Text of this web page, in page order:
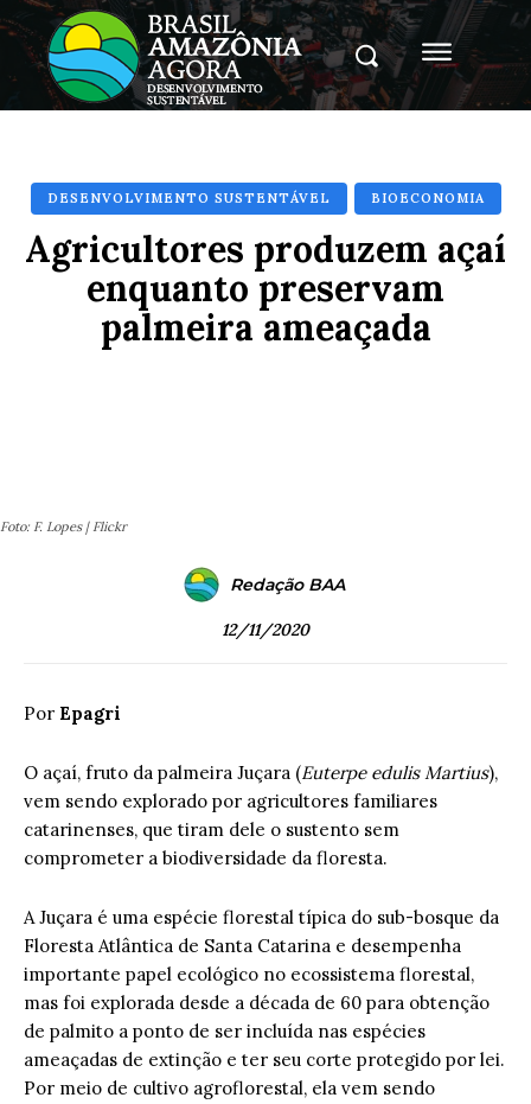
DESENVOLVIMENTO SUSTENTÁVEL BIOECONOMIA
Agricultores produzem açaí
enquanto preservam
palmeira ameaçada
Foto: F. Lopes | Flickr
Redação BAA
12/11/2020
Por Epagri
O açaí, fruto da palmeira Juçara (Euterpe edulis Martius),
vem sendo explorado por agricultores familiares
catarinenses, que tiram dele o sustento sem
comprometer a biodiversidade da floresta.
A Juçara é uma espécie florestal típica do sub-bosque da
Floresta Atlântica de Santa Catarina e desempenha
importante papel ecológico no ecossistema florestal,
mas foi explorada desde a década de 60 para obtenção
de palmito a ponto de ser incluída nas espécies
ameaçadas de extinção e ter seu corte protegido por lei.
Por meio de cultivo agroflorestal, ela vem sendo